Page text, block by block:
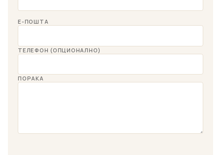
Е-ПОШТА
ТЕЛЕФОН (ОПЦИОНАЛНО)
ПОРАКА